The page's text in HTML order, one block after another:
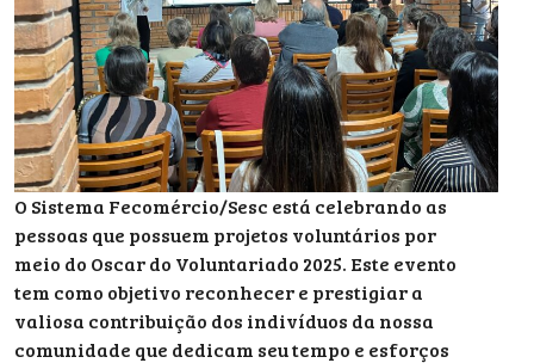
O Sistema Fecomércio/Sesc está celebrando as
pessoas que possuem projetos voluntários por
meio do Oscar do Voluntariado 2025. Este evento
tem como objetivo reconhecer e prestigiar a
valiosa contribuição dos indivíduos da nossa
comunidade que dedicam seu tempo e esforços